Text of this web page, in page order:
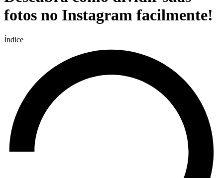
fotos no Instagram facilmente!
Índice